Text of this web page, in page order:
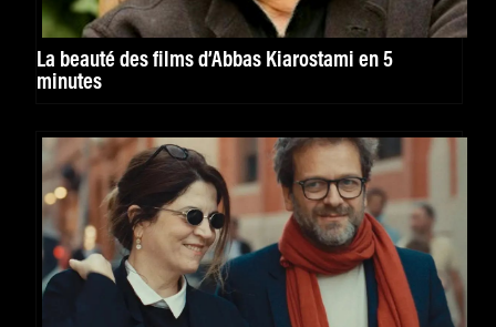
La beauté des films d’Abbas Kiarostami en 5
minutes